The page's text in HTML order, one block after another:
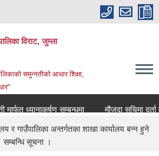
विराट, जुम्ला
समुन्नतीको आधार शिक्षा,
ध्यानाकर्षण सम्बन्धमा
मौजुदा सुचिमा दर्ता वा
र गाउँपालिका अन्तर्गतका शाखा कार्यालय बन्न हुने
सम्बन्धि सूचना ।